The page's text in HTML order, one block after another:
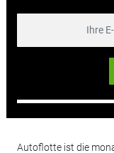
Autoflotte ist die